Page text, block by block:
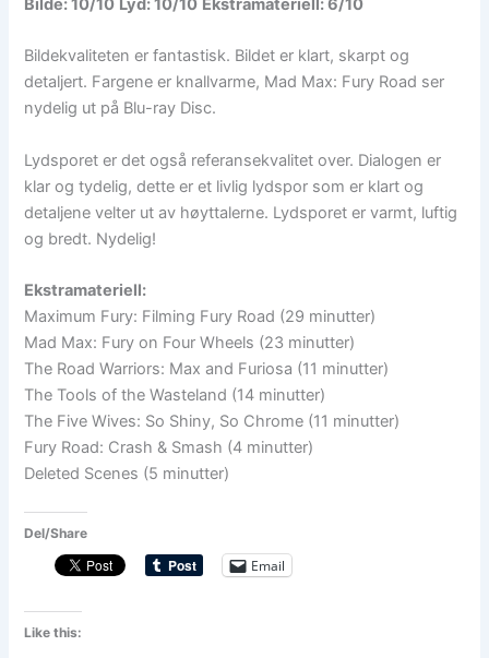
Bilde: 10/10 Lyd: 10/10 Ekstramateriell: 6/10
Bildekvaliteten er fantastisk. Bildet er klart, skarpt og
detaljert. Fargene er knallvarme, Mad Max: Fury Road ser
nydelig ut på Blu-ray Disc.
Lydsporet er det også referansekvalitet over. Dialogen er
klar og tydelig, dette er et livlig lydspor som er klart og
detaljene velter ut av høyttalerne. Lydsporet er varmt, luftig
og bredt. Nydelig!
Ekstramateriell:
Maximum Fury: Filming Fury Road (29 minutter)
Mad Max: Fury on Four Wheels (23 minutter)
The Road Warriors: Max and Furiosa (11 minutter)
The Tools of the Wasteland (14 minutter)
The Five Wives: So Shiny, So Chrome (11 minutter)
Fury Road: Crash & Smash (4 minutter)
Deleted Scenes (5 minutter)
Del/Share
Email
Like this: